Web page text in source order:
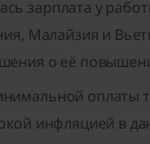
зарплата у
Малайзия и
о её
оплаты
инфляцией в